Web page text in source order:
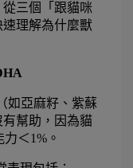
三個「跟貓咪
理解為什麼獸
（如亞麻籽、紫蘇
幫助，因為貓
＜1%。